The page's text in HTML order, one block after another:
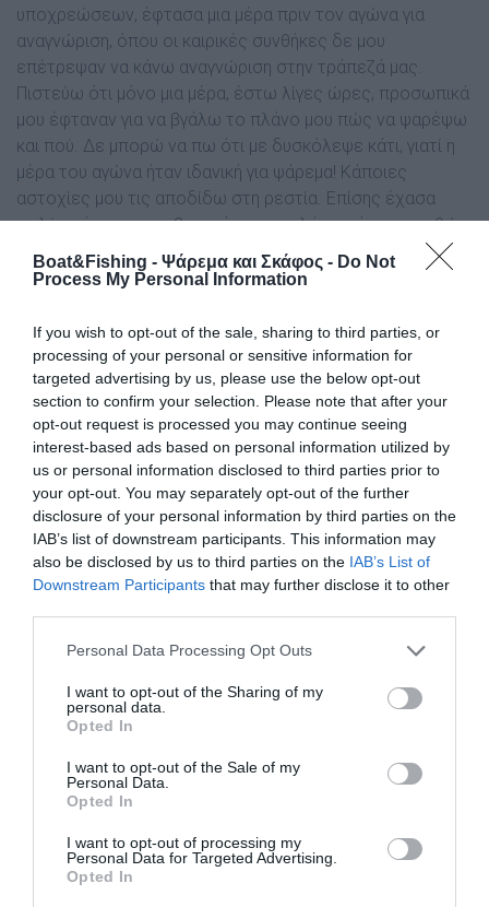
Boat&Fishing - Ψάρεμα και Σκάφος - Do Not
Process My Personal Information
If you wish to opt-out of the sale, sharing to third parties, or
processing of your personal or sensitive information for
targeted advertising by us, please use the below opt-out
section to confirm your selection. Please note that after your
opt-out request is processed you may continue seeing
interest-based ads based on personal information utilized by
us or personal information disclosed to third parties prior to
your opt-out. You may separately opt-out of the further
disclosure of your personal information by third parties on the
IAB’s list of downstream participants. This information may
also be disclosed by us to third parties on the IAB’s List of
Downstream Participants that may further disclose it to other
Personal Data Processing Opt Outs
I want to opt-out of the Sharing of my
personal data.
Opted In
I want to opt-out of the Sale of my
Personal Data.
Opted In
I want to opt-out of processing my
Personal Data for Targeted Advertising.
Opted In
υποχρεώσεων, έφτασα µια µέρα πριν τον αγώνα για
αναγνώριση, όπου οι καιρικές συνθήκες δε µου
επέτρεψαν να κάνω αναγνώριση στην τράπεζά µας.
Πιστεύω ότι µόνο µια µέρα, έστω λίγες ώρες, προσωπικά
µου έφταναν για να βγάλω το πλάνο µου πώς να ψαρέψω
και πού. ∆ε µπορώ να πω ότι µε δυσκόλεψε κάτι, γιατί η
µέρα του αγώνα ήταν ιδανική για ψάρεµα! Κάποιες
αστοχίες µου τις αποδίδω στη ρεστία. Επίσης έχασα
πολύ χρόνο στο να βρω κάποιον καλό ψαρότοπο, καθώς
δεν είχα κάνει αναγνώριση και έπρεπε ταυτόχρονα να
µοιραστώ µε τις άλλες δύο Έλληνιδες της οµάδας µου τη
– Ατλαντικός ωκεανός ή Ιόνιο Πέλαγος ή και κάτι
άλλο; Και γιατί;
Το υποβρύχιο κυνήγι στον Ατλαντικό ήταν µια εµπειρία
που θα µου µείνει αξέχαστη. Έχει και ο ωκεανός τη χάρη
του. Όµως την Ελλάδα δε την αλλάζω µε τίποτα! Έχω
ψαρέψει στο Αιγαίο, άλλα προτιµώ το ψάρεµα στο Ιόνιο
Πέλαγος και τον Κορινθιακό Κόλπο. ∆εν προτιµώ το
Αιγαίο Πέλαγος γιατί τα ψάρια βρίσκονται πιο βαθιά και
συνεχώς έχει αέρα. Σε µέρη του Ιονίου Πελάγους
βρίσκεις πλούσιους ψαρότοπους και αξιόλογα ψάρια στα
ρηχά, ακόµα και στην επιφάνεια. Στον Κορινθιακό Κόλπο
έχω µια ιδιαίτερη «αδυναµία», γιατί εκεί πρωτοξεκίνησα
να ψαρεύω και καθώς είναι κόλπος έχει συνήθως
µπουνάτσες που δε δυσκολεύουν το ψάρεµα και σου
δίνεται η δυνατότητα να ψαρεύεις πιο συχνά. Επίσης
µπορείς να συναντήσεις µεγάλα ψάρια, ακόµα και στην
επιφάνεια.
– Κατέκτησες τη 12 θέση ανάµεσα σε σπουδαίες
αθλήτριες. Πώς αισθάνεσαι γι’ αυτό; Θα